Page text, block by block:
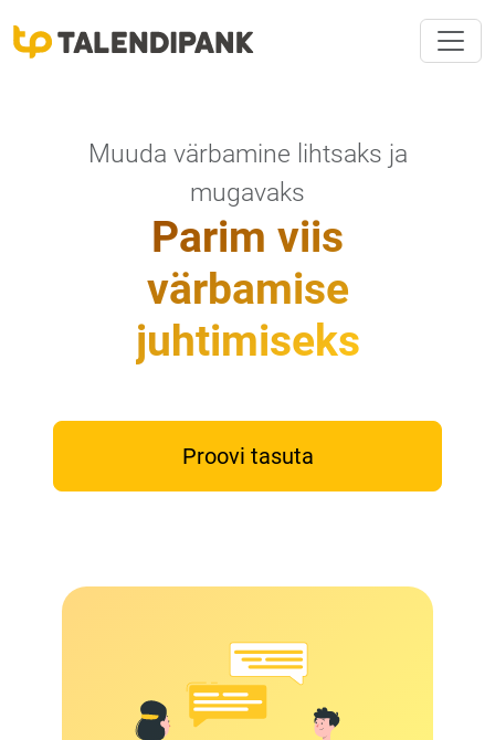
Muuda värbamine lihtsaks ja
mugavaks
Parim viis
värbamise
juhtimiseks
Proovi tasuta